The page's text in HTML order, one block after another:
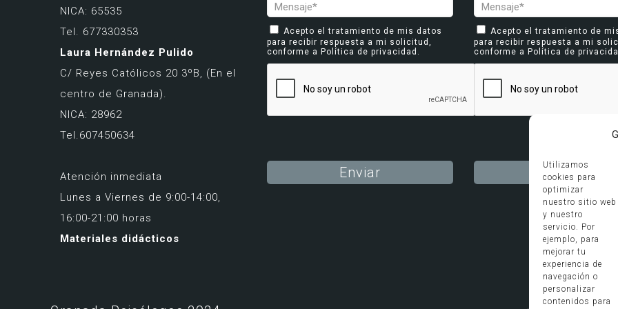
Utilizamos
cookies para
optimizar
nuestro sitio web
y nuestro
servicio. Por
ejemplo, para
mejorar tu
experiencia de
navegación o
personalizar
contenidos para
NICA: 65535
Tel. 677330353
Laura Hernández Pulido
C/ Reyes Católicos 20 3ºB, (En el
centro de Granada).
NICA: 28962
Tel.607450634
Atención inmediata
Lunes a Viernes de 9:00-14:00,
16:00-21:00 horas
Materiales didácticos
Acepto el tratamiento de mis datos
para recibir respuesta a mi solicitud,
conforme a Política de privacidad .
Acepto el tratamiento de
para recibir respuesta a mi
conforme a Política de
Alternative: